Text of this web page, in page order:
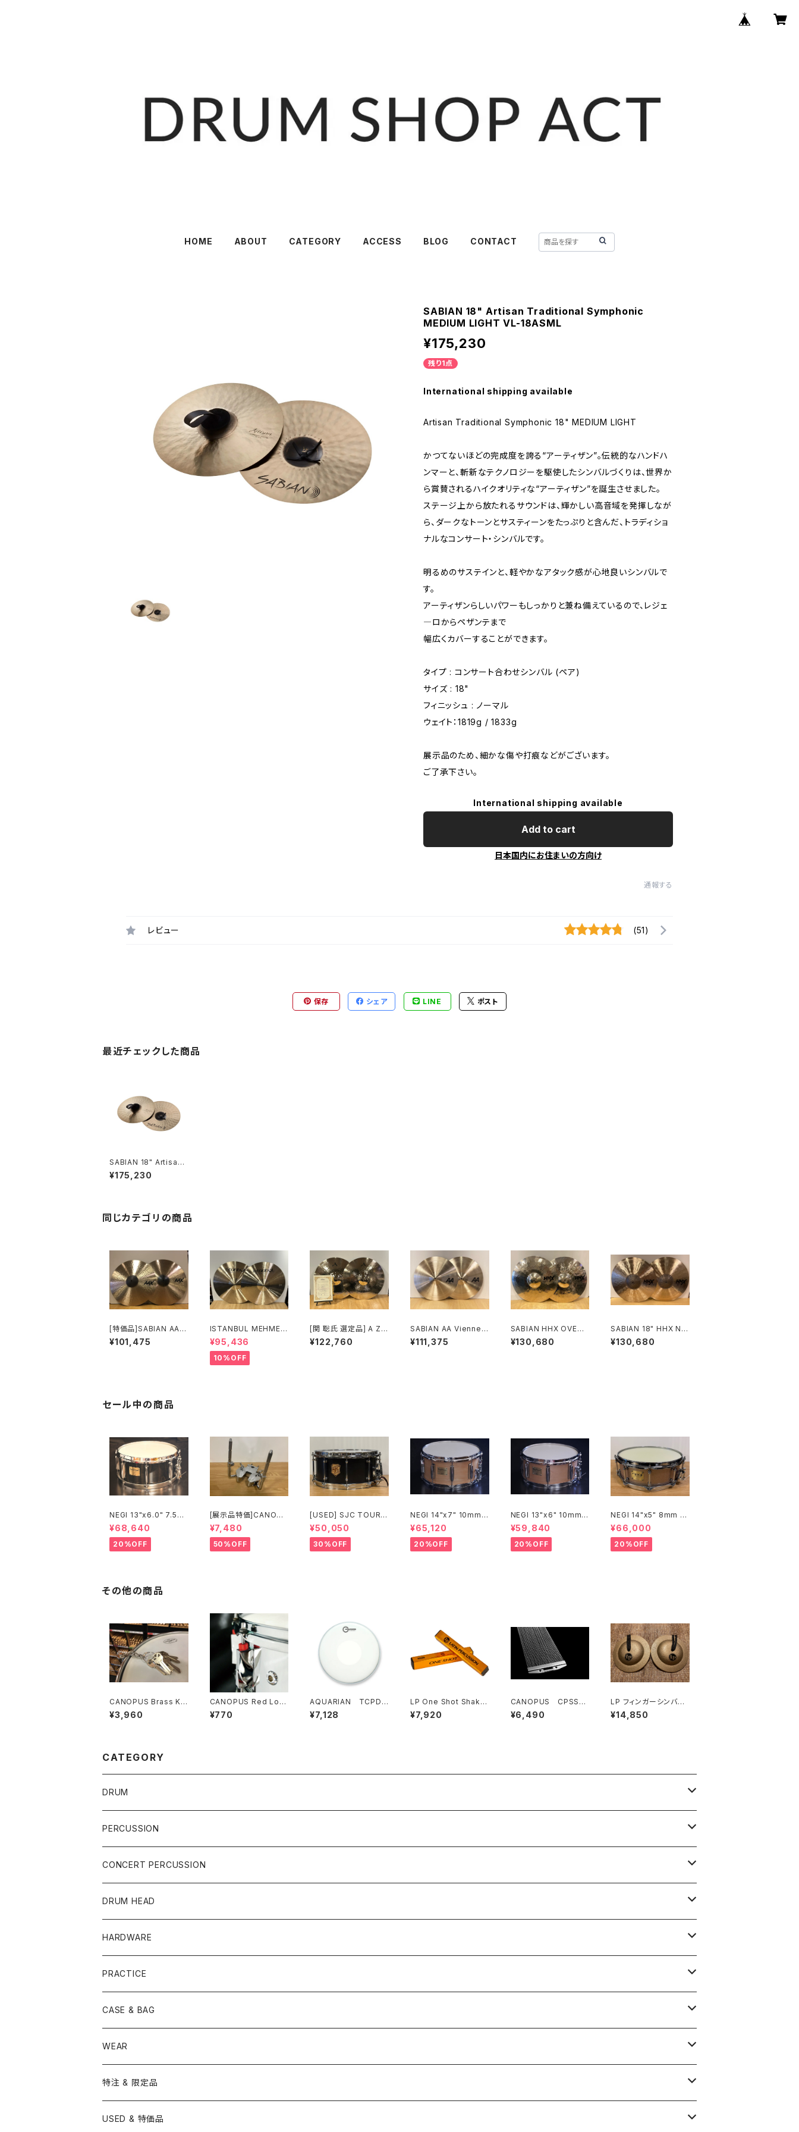
HOME ABOUT CATEGORY ACCESS BLOG CONTACT
SABIAN 18" Artisan Traditional Symphonic
MEDIUM LIGHT VL-18ASML
¥175,230
残り1点
International shipping available
Artisan Traditional Symphonic 18" MEDIUM LIGHT
かつてないほどの完成度を誇る“アーティザン”。伝統的なハンドハ
ンマーと、斬新なテクノロジーを駆使したシンバルづくりは、世界か
ら賞賛されるハイクオリティな“アーティザン”を誕生させました。
ステージ上から放たれるサウンドは、輝かしい高音域を発揮しなが
ら、ダークなトーンとサスティーンをたっぷりと含んだ、トラディショ
ナルなコンサート・シンバルです。
明るめのサステインと、軽やかなアタック感が心地良いシンバルで
す。
アーティザンらしいパワーもしっかりと兼ね備えているので、レジェ
―ロからペザンテまで
幅広くカバーすることができます。
タイプ : コンサート合わせシンバル (ペア)
サイズ : 18"
フィニッシュ : ノーマル
ウェイト：1819g / 1833g
展示品のため、細かな傷や打痕などがございます。
ご了承下さい。
International shipping available
Add to cart
日本国内にお住まいの方向け
通報する
レビュー (51)
保存 シェア LINE ポスト
最近チェックした商品
SABIAN 18" Artisan
Traditional Sympho
nic MEDIUM LIGHT
¥175,230
同じカテゴリの商品
[特価品]SABIAN AAX
Concert Band 合わせ
シンバル ペア 20インチ
¥101,475
ISTANBUL MEHMET
20" Traditional Con
cert Series Super S
ymphonic
¥95,436
10%OFF
[関 聡氏 選定品] A ZIL
DJIAN 18" CLASSIC
ORCHESTRAL SELE
¥122,760
SABIAN AA Viennes
e 合わせシンバル ペア
18インチ AA-18VN
¥111,375
SABIAN HHX OVERT
URE 合わせシンバル ペ
ア 18インチ HHX-18V
¥130,680
SABIAN 18" HHX Ne
w Symphonic Vienn
ese HHX-18NSVN
¥130,680
セール中の商品
NEGI 13"x6.0" 7.5m
m+RF ビーチスネア S
-B75R1360D8-S2B
K
¥68,640
20%OFF
[展示品特価]CANOPU
S 刃2専用ダブルタムク
ランプ Y-WTC
¥7,480
50%OFF
[USED] SJC TOUR S
ERIES SNARE 14 × 6.
5 マットブラック
¥50,050
30%OFF
NEGI 14"x7" 10mm
メイプルスネア M10R1
470P-S2N
¥65,120
20%OFF
NEGI 13"x6" 10mm
メイプルスネア M10R1
360R8-S2N
¥59,840
20%OFF
NEGI 14"x5" 8mm メ
イプルスネア SW-MU1
450PI-S2HB
¥66,000
20%OFF
その他の商品
CANOPUS Brass Ke
y Bundle Muffler K
M-1 柏倉隆史 共同開
¥3,960
CANOPUS Red Loc
k チューニングロック C
TL-4
¥770
AQUARIAN TCPD1
4 Coated with Po
¥7,128
LP One Shot Shaker
s LP442A
¥7,920
CANOPUS CPSS-B
B14SNP30 Back B
eat Snare Wire 30 3
¥6,490
LP フィンガーシンバル
LP436
¥14,850
CATEGORY
DRUM
DRUM SET
YAMAHA
PEARL
SNARE
TAMA
PEARL
LUDWIG
CYMBAL
ZILDJIAN
SABIAN
ACCESSORY
MUTE
BEATER
STICK
DRUM STICK
MARCHING STICK
ELECTRICK DRUM
PERCUSSION
CAJON
CONGA
BONGO
TABLA BONGO
DJEMBE
DARBUKA
PANDEIRO
TAMBORIM
HAND PAN
CONCERT PERCUSSION
CONCERT SNARE
CONCERT CYMBAL
PAIR CYMBAL
SUSPENDED CYMBAL
小物楽器
TAMBORIN
TRAIANGLE
STICK
MALLET
MARIMBA
VIBRAPHONE
楽譜
打楽器ソロ
GONG
DRUM HEAD
SNARE HEAD
REMO
EVANS
TOM HEAD
6" HEAD
8" HEAD
BASS DRUM HEAD
18" HEAD
20" HEAD
OTHER HEAD
HARDWARE
Cymbal Stands
Boom Stand
Straight Stand
Snare Stands
Hi-Hat Stands
Drum Pedals
Single Pedal
Hadware Kits
PRACTICE
CYMBAL
PAD
BOOK ＆ MOVIE
Rhythm & Drums magazine
CASE & BAG
STICK BAG
Link of Happiness
CYMBAL CASE
PERCUSSION CASE
WEAR
BURR FINE COFFEE
HI-HAT
特注 & 限定品
ZIldjian 選定シンバル
USED & 特価品